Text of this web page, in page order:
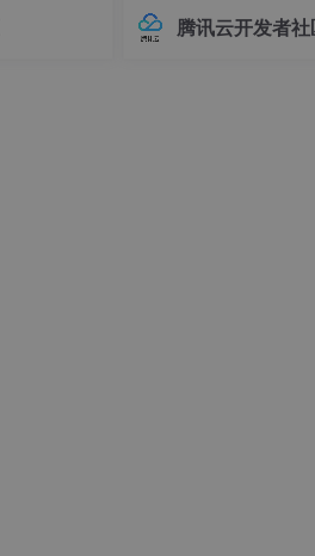
化数据结构
型（Objec
本管理的常见痛点 😫在
中，连接器版本管理常
腾讯云开发者社